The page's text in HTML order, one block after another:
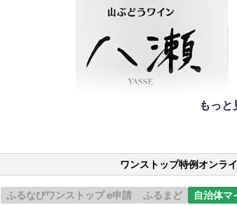
もっと
ワンストップ特例オンラ
ふるなびワンストップ e申請 ふるまど 自治体マ